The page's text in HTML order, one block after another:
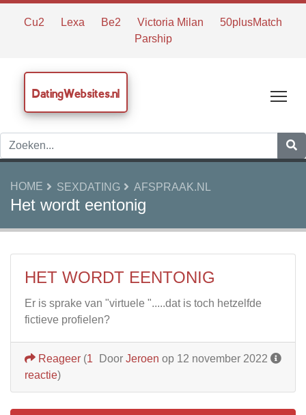
Cu2 Lexa Be2 Victoria Milan
50plusMatch
Parship
DatingWebsites.nl
HOME SEXDATING AFSPRAAK.NL
Het wordt eentonig
HET WORDT EENTONIG
Er is sprake van "virtuele ".....dat is toch hetzelfde
fictieve profielen?
Door Jeroen op 12 november 2022
Reageer (1
reactie)